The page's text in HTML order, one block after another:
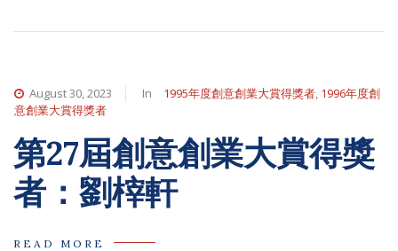
August 30, 2023 In 1995年度創意創業大賞得獎者, 1996年度創
意創業大賞得獎者
第27屆創意創業大賞得獎
者：劉榟軒
READ MORE